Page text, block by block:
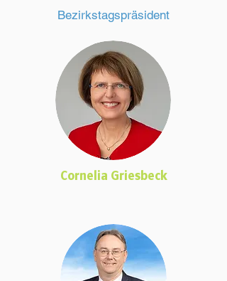
Bezirkstagspräsident
Cornelia Griesbeck